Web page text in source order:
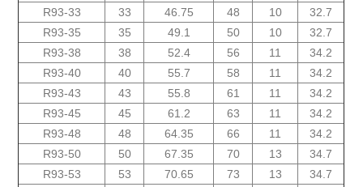
R93-33
33 46.75 48 10
32.7
R93-35
35 49.1 50 10
32.7
R93-38
38 52.4 56 11
34.2
R93-40
40 55.7 58 11
34.2
R93-43
43 55.8 61 11
34.2
R93-45
45 61.2 63 11
34.2
R93-48
48 64.35 66 11
34.2
R93-50
50 67.35 70 13
34.7
R93-53
53 70.65 73 13
34.7